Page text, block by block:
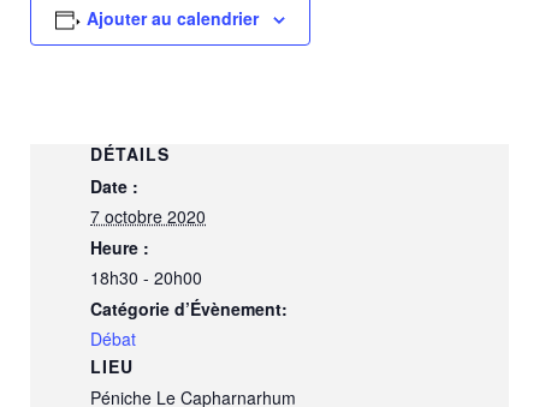
Ajouter au calendrier
DÉTAILS
Date :
7 octobre 2020
Heure :
18h30 - 20h00
Catégorie d’Évènement:
Débat
LIEU
Péniche Le Capharnarhum